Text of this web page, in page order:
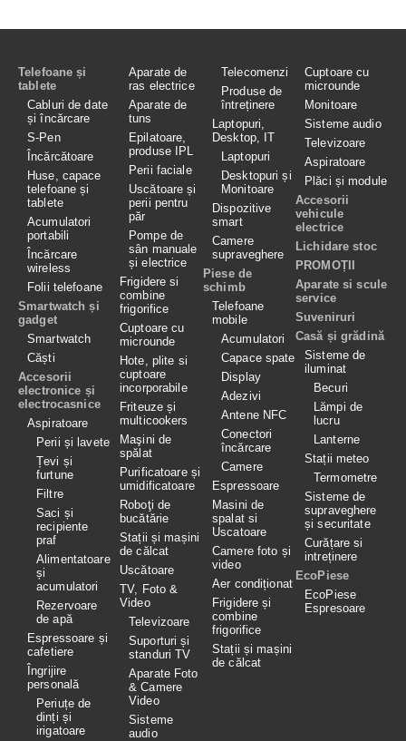
Telefoane și
tablete
Cabluri de date
și încărcare
S-Pen
Încărcătoare
Huse, capace
telefoane și
tablete
Acumulatori
portabili
Încărcare
wireless
Folii telefoane
Smartwatch și
gadget
Smartwatch
Căști
Accesorii
electronice și
electrocasnice
Aspiratoare
Perii și lavete
Țevi și
furtune
Filtre
Saci și
recipiente
praf
Alimentatoare
și
acumulatori
Rezervoare
de apă
Espressoare și
cafetiere
Îngrijire
personală
Periuțe de
dinți și
irigatoare
Aparate de
ras electrice
Aparate de
tuns
Epilatoare,
produse IPL
Perii faciale
Uscătoare și
perii pentru
păr
Pompe de
sân manuale
și electrice
Frigidere si
combine
frigorifice
Cuptoare cu
microunde
Hote, plite si
cuptoare
incorporabile
Friteuze și
multicookers
Maşini de
spălat
Purificatoare și
umidificatoare
Roboţi de
bucătărie
Stații și mașini
de călcat
Uscătoare
TV, Foto &
Video
Televizoare
Suporturi și
standuri TV
Aparate Foto
& Camere
Video
Sisteme
audio
Telecomenzi
Produse de
întreținere
Laptopuri,
Desktop, IT
Laptopuri
Desktopuri și
Monitoare
Dispozitive
smart
Camere
supraveghere
Piese de
schimb
Telefoane
mobile
Acumulatori
Capace spate
Display
Adezivi
Antene NFC
Conectori
încărcare
Camere
Espressoare
Masini de
spalat si
Uscatoare
Camere foto și
video
Aer condiționat
Frigidere și
combine
frigorifice
Stații și mașini
de călcat
Cuptoare cu
microunde
Monitoare
Sisteme audio
Televizoare
Aspiratoare
Plăci și module
Accesorii
vehicule
electrice
Lichidare stoc
PROMOȚII
Aparate si scule
service
Suveniruri
Casă și grădină
Sisteme de
iluminat
Becuri
Lămpi de
lucru
Lanterne
Stații meteo
Termometre
Sisteme de
supraveghere
și securitate
Curățare si
intreținere
EcoPiese
EcoPiese
Espresoare